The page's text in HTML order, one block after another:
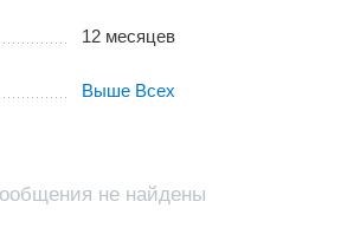
12 месяцев
Выше Всех
не найдены